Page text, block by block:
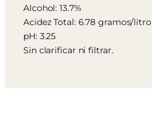
Alcohol: 13.7%
Acidez Total: 6.78 gramos/litro
pH: 3.25
Sin clarificar ni filtrar.